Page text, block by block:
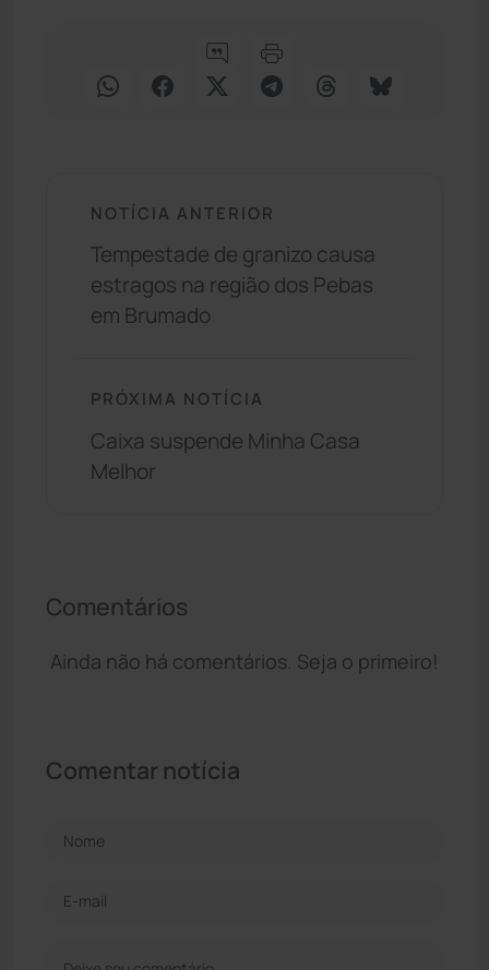
NOTÍCIA ANTERIOR
Tempestade de granizo causa
estragos na região dos Pebas
em Brumado
PRÓXIMA NOTÍCIA
Caixa suspende Minha Casa
Melhor
Comentários
Ainda não há comentários. Seja o primeiro!
Comentar notícia